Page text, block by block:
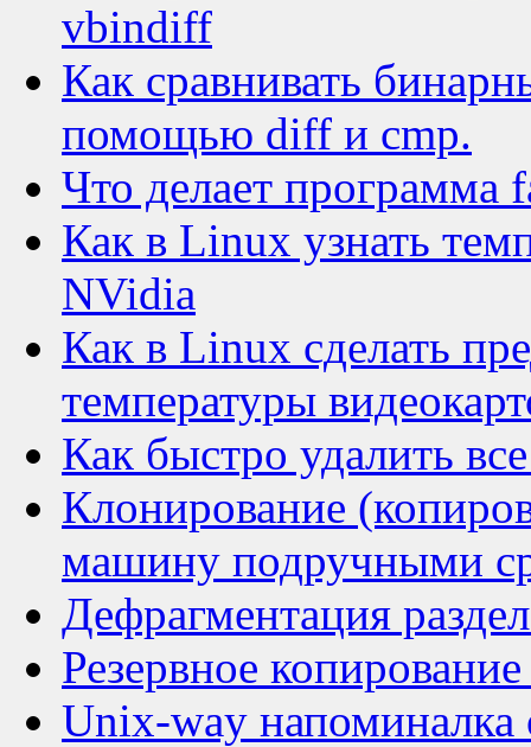
vbindiff
Как сравнивать
помощью diff и cmp.
Что делает программа
Как в Linux узнать
NVidia
Как в Linux сделать
температуры
Как быстро удалить
Клонирование
машину подручными
Дефрагментация
Резервное
Unix-way напоминалка